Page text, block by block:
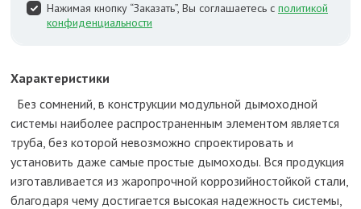
Нажимая кнопку “Заказать”, Вы соглашаетесь с политикой
конфиденциальности
Характеристики
Без сомнений, в конструкции модульной дымоходной
системы наиболее распространенным элементом является
труба, без которой невозможно спроектировать и
установить даже самые простые дымоходы. Вся продукция
изготавливается из жаропрочной коррозийностойкой стали,
благодаря чему достигается высокая надежность системы,